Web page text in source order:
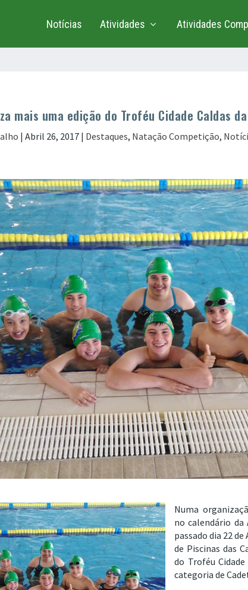
Notícias Atividades Atividades
mais uma edição do Troféu Cidade Caldas
|Abril 26, 2017 | Destaques, Natação Competição,
Numa
no calendário da
passado dia 22
de Piscinas das
do Troféu
categoria de